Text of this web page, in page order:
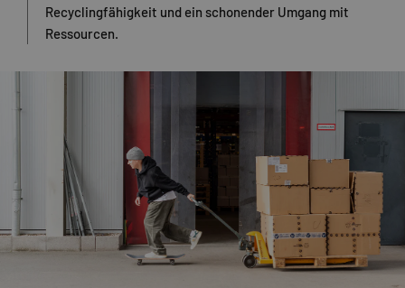
Recyclingfähigkeit und ein schonender Umgang mit
Ressourcen.